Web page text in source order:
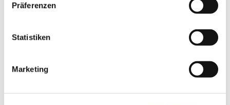
Präferenzen
Statistiken
Marketing